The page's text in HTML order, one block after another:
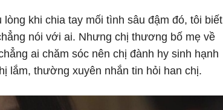
khi chia tay mối tình sâu đậm đó, tôi biết
nói với ai. Nhưng chị thương bố mẹ về
ai chăm sóc nên chị đành hy sinh hạnh
lắm, thường xuyên nhắn tin hỏi han chị.